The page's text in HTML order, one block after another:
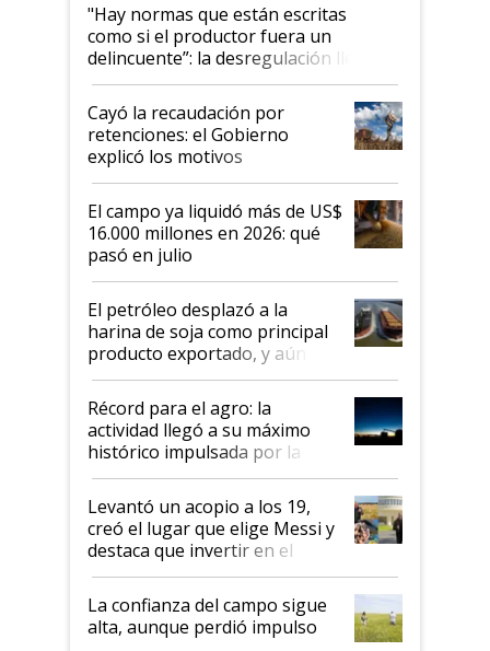
"Hay normas que están escritas
como si el productor fuera un
delincuente”: la desregulación llegó
al Congreso Aapresid y hasta se
habló del financiamiento al IPCVA
Cayó la recaudación por
retenciones: el Gobierno
explicó los motivos
El campo ya liquidó más de US$
16.000 millones en 2026: qué
pasó en julio
El petróleo desplazó a la
harina de soja como principal
producto exportado, y aún así
el agro aportó casi seis de cada
diez dólares y sostuvo el
liderazgo en un semestre
récord
Récord para el agro: la
actividad llegó a su máximo
histórico impulsada por la
cosecha y las exportaciones
Levantó un acopio a los 19,
creó el lugar que elige Messi y
destaca que invertir en el
kirchnerismo era como "darle
plata a un hijo para droga":
Juan Félix Rossetti, el libertario
que de una dura crisis salió
La confianza del campo sigue
alta, aunque perdió impulso